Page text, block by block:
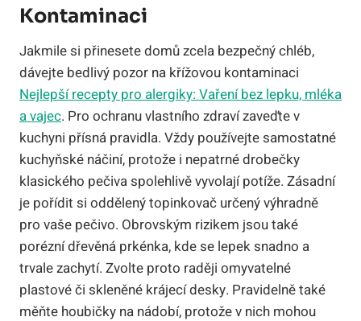
Kontaminaci
Jakmile si přinesete domů zcela bezpečný chléb,
dávejte bedlivý pozor na křížovou kontaminaci
Nejlepší recepty pro alergiky: Vaření bez lepku, mléka
a vajec. Pro ochranu vlastního zdraví zaveďte v
kuchyni přísná pravidla. Vždy používejte samostatné
kuchyňské náčiní, protože i nepatrné drobečky
klasického pečiva spolehlivě vyvolají potíže. Zásadní
je pořídit si oddělený topinkovač určený výhradně
pro vaše pečivo. Obrovským rizikem jsou také
porézní dřevěná prkénka, kde se lepek snadno a
trvale zachytí. Zvolte proto raději omyvatelné
plastové či skleněné krájecí desky. Pravidelně také
měňte houbičky na nádobí, protože v nich mohou